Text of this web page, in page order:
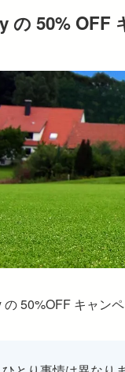
の 50% OFF
50%OFF キャン